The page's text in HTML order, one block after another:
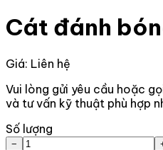
Cát đánh
Giá: Liên hệ
Vui lòng gửi yêu cầu hoặc
và tư vấn kỹ thuật phù hợp
Số lượng
−